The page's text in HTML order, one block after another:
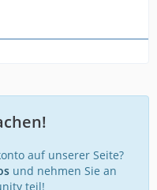
auf unserer Seite?
und nehmen Sie an
teil!